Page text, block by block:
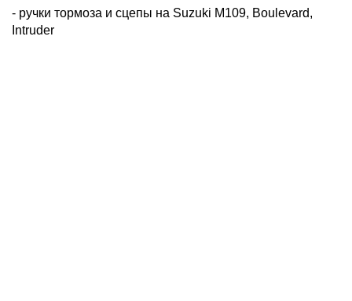
- ручки тормоза и сцепы на Suzuki M109, Boulevard,
Intruder